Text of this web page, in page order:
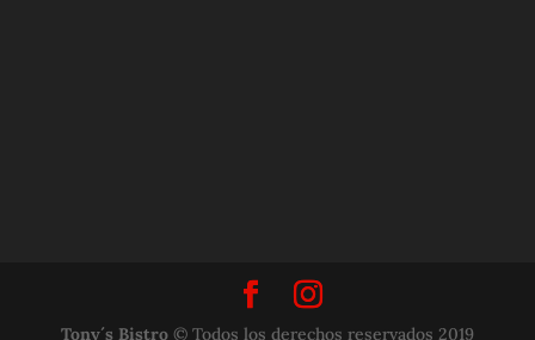
Tony´s Bistro© Todos los derechos reservados 2019